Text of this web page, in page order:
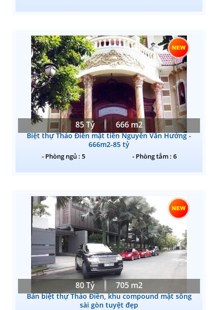
85 Tỷ 666 m2
Biệt thự Thảo Điền mặt tiền Nguyễn Văn Hưởng -
666m2-85 tỷ
- Phòng ngủ : 5 - Phòng tắm : 6
80 Tỷ 705 m2
Bán biệt thự Thảo Điền, khu compound mặt sông
sài gòn tuyệt đẹp